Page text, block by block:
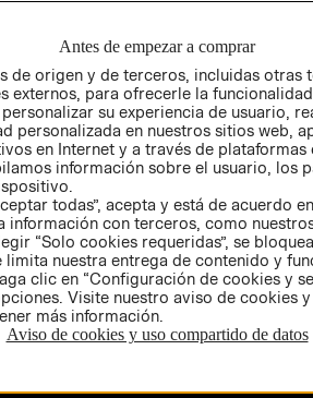
PROGRAMA DE
Y ÉTICA (INGLÉS)
COMERCIO - SIC
PETICIONES
QUEJAS Y
RECLAMOS
Antes de empezar a comprar
de origen y de terceros, incluidas otras
externos, para ofrecerle la
su experiencia de usuario,
personalizada en nuestros sitios web,
en Internet y a través de plataformas
información sobre el usuario, los
todas”, acepta y está de acuerdo
información con terceros, como
“Solo cookies requeridas”, se
limita nuestra entrega de contenido y
clic en “Configuración de cookies y
Visite nuestro aviso de cookies
más información.
Aviso de cookies y uso compartido de datos